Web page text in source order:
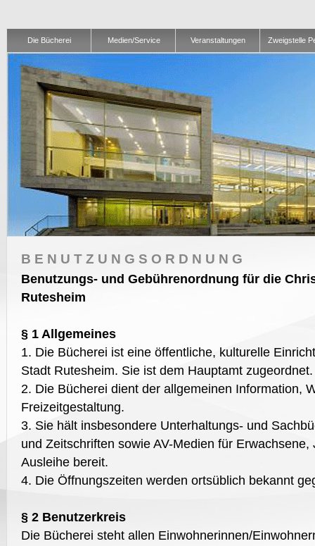
Die Bücherei Medien/Service Veranstaltungen Zweigstelle
BENUTZUNGSORDNUNG
Benutzungs- und Gebührenordnung für die
Rutesheim
§ 1 Allgemeines
1. Die Bücherei ist eine öffentliche, kulturelle
Stadt Rutesheim. Sie ist dem Hauptamt zugeordnet.
2. Die Bücherei dient der allgemeinen Information,
Freizeitgestaltung.
3. Sie hält insbesondere Unterhaltungs- und
und Zeitschriften sowie AV-Medien für
Ausleihe bereit.
4. Die Öffnungszeiten werden ortsüblich bekannt
§ 2 Benutzerkreis
Die Bücherei steht allen Einwohnerinnen/